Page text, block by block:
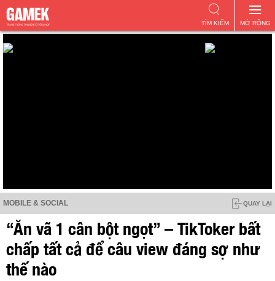
MỞ RỘNG
TÌM KIẾM
MOBILE & SOCIAL QUAY LẠI
“Ăn vã 1 cân bột ngọt” – TikToker bất
chấp tất cả để câu view đáng sợ như
thế nào